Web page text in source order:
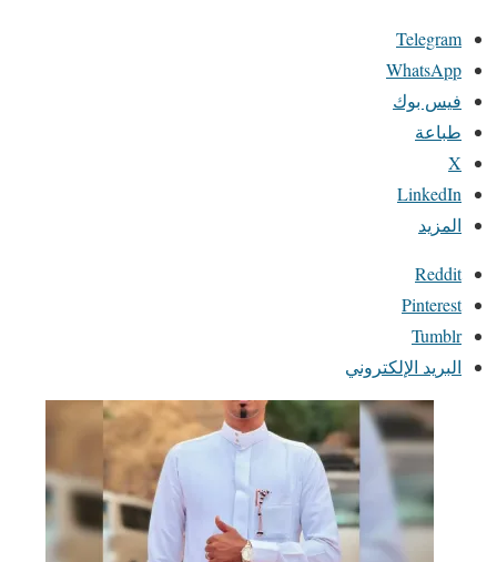
Telegram
WhatsApp
فيس بوك
طباعة
X
LinkedIn
المزيد
Reddit
Pinterest
Tumblr
البريد الإلكتروني